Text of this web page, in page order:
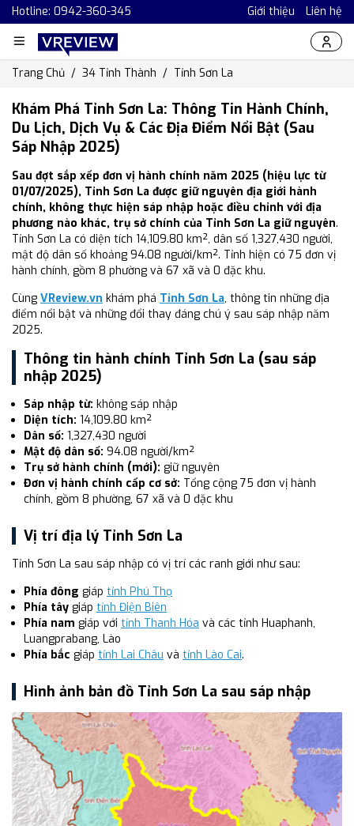
Hotline: 0942-360-345 Giới thiệu Liên hệ
Trang Chủ 34 Tỉnh Thành Tỉnh Sơn La
Khám Phá Tỉnh Sơn La: Thông Tin Hành Chính,
Du Lịch, Dịch Vụ & Các Địa Điểm Nổi Bật (Sau
Sáp Nhập 2025)
Sau đợt sắp xếp đơn vị hành chính năm 2025 (hiệu lực từ
01/07/2025), Tỉnh Sơn La được giữ nguyên địa giới hành
chính, không thực hiện sáp nhập hoặc điều chỉnh với địa
phương nào khác, trụ sở chính của Tỉnh Sơn La giữ nguyên.
Tỉnh Sơn La có diện tích 14,109.80 km², dân số 1,327,430 người,
mật độ dân số khoảng 94.08 người/km². Tỉnh hiện có 75 đơn vị
hành chính, gồm 8 phường và 67 xã và 0 đặc khu.
Cùng VReview.vn khám phá Tỉnh Sơn La, thông tin những địa
điểm nổi bật và những đổi thay đáng chú ý sau sáp nhập năm
2025.
Thông tin hành chính Tỉnh Sơn La (sau sáp
nhập 2025)
Sáp nhập từ: không sáp nhập
Diện tích: 14,109.80 km²
Dân số: 1,327,430 người
Mật độ dân số: 94.08 người/km²
Trụ sở hành chính (mới): giữ nguyên
Đơn vị hành chính cấp cơ sở: Tổng cộng 75 đơn vị hành
chính, gồm 8 phường, 67 xã và 0 đặc khu
Vị trí địa lý Tỉnh Sơn La
Tỉnh Sơn La sau sáp nhập có vị trí các ranh giới như sau:
Phía đông giáp tỉnh Phú Thọ
Phía tây giáp tỉnh Điện Biên
Phía nam giáp với tỉnh Thanh Hóa và các tỉnh Huaphanh,
Luangprabang, Lào
Phía bắc giáp tỉnh Lai Châu và tỉnh Lào Cai.
Hình ảnh bản đồ Tỉnh Sơn La sau sáp nhập